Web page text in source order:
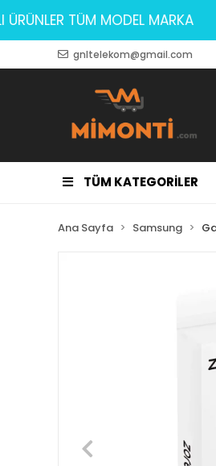
ÜRÜNLER TÜM MODEL MARKA
gnltelekom@gmail.com
TÜM KATEGORİLER
Ana Sayfa Samsung